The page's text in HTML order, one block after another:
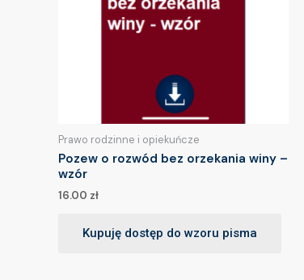
Prawo rodzinne i opiekuńcze
Pozew o rozwód bez orzekania winy –
wzór
16.00 zł
Kupuję dostęp do wzoru pisma